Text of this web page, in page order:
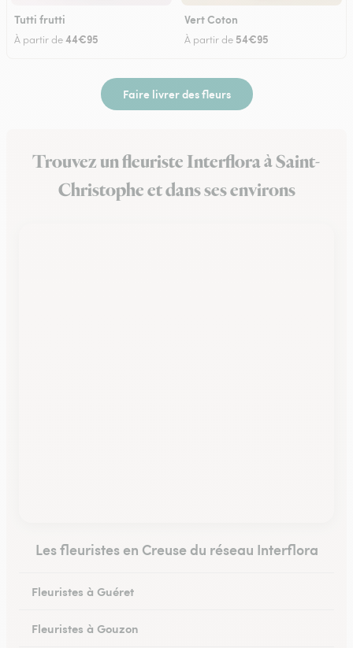
Tutti frutti
À partir de44€95
Vert Coton
À partir de 54€95
Faire livrer des fleurs
Trouvez un fleuriste Interflora à Saint-
Christophe et dans ses environs
Les fleuristes en Creuse du réseau Interflora
Fleuristes à Guéret
Fleuristes à Gouzon